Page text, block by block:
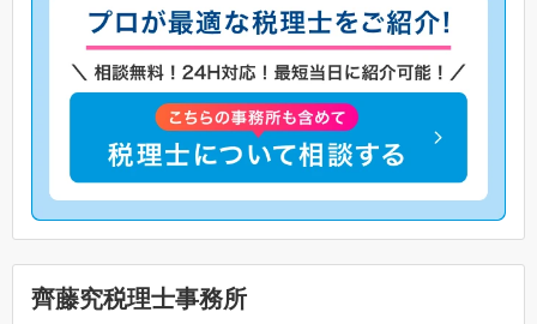
齊藤究税理士事務所